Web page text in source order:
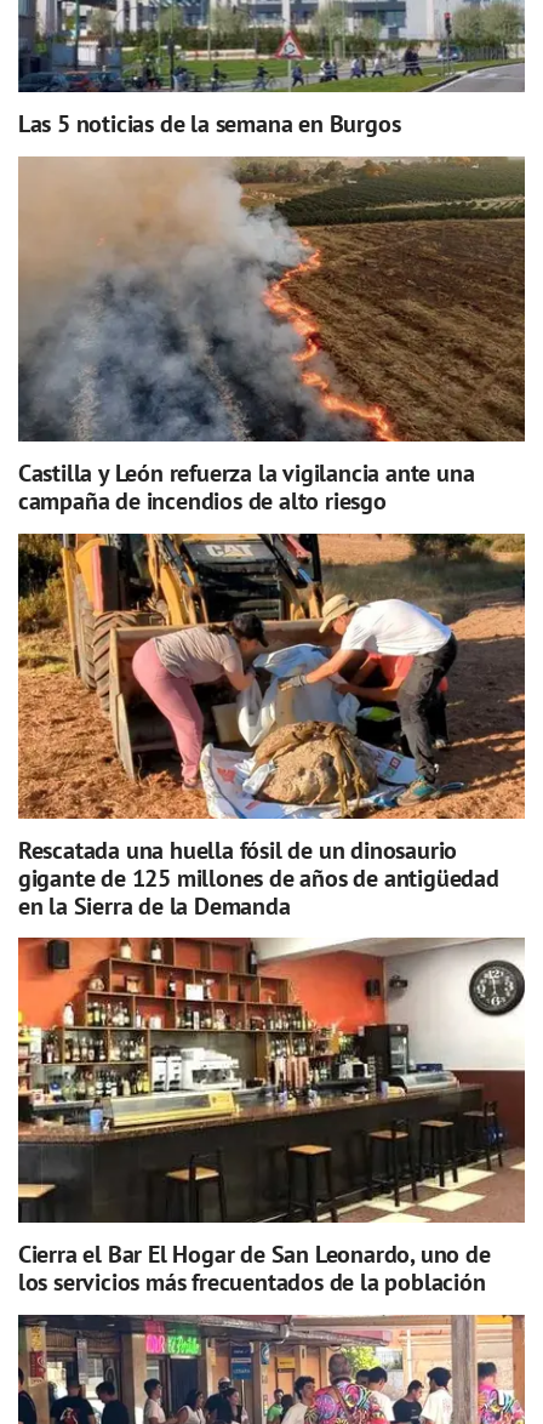
Las 5 noticias de la semana en Burgos
Castilla y León refuerza la vigilancia ante una
campaña de incendios de alto riesgo
Rescatada una huella fósil de un dinosaurio
gigante de 125 millones de años de antigüedad
en la Sierra de la Demanda
Cierra el Bar El Hogar de San Leonardo, uno de
los servicios más frecuentados de la población